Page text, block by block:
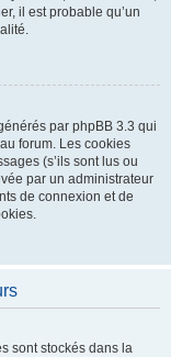
il est probable qu’un
par phpBB 3.3 qui
forum. Les cookies
(s’ils sont lus ou
par un administrateur
de connexion et de
sont stockés dans la